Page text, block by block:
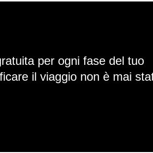
per ogni fase del tuo
il viaggio non è mai